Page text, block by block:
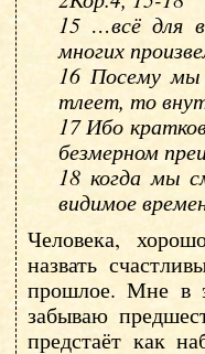
15 …всё для
многих
16 Посему мы
тлеет, то
17 Ибо
безмерном
18 когда мы
видимое
Человека,
назвать
прошлое. Мне в
забываю
предстаёт как